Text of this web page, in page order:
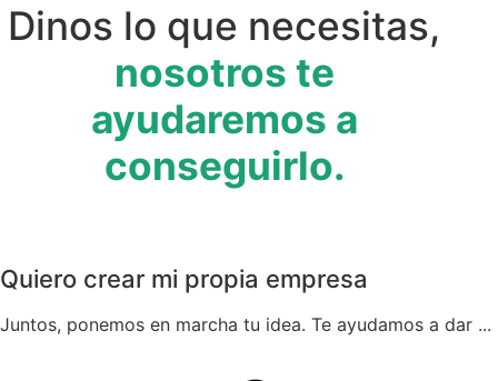
Dinos lo que necesitas,
nosotros te
ayudaremos a
conseguirlo.
Quiero crear mi propia empresa
Juntos, ponemos en marcha tu idea. Te ayudamos a dar ...